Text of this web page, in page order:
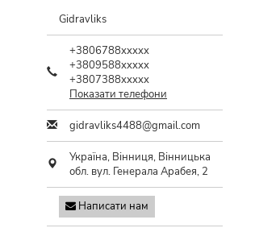
Gidravliks
+3806788xxxxx
+3809588xxxxx
+3807388xxxxx
Показати телефони
gidravliks4488@gmail.com
Україна, Вінниця, Вінницька
обл. вул. Генерала Арабея, 2
Написати нам